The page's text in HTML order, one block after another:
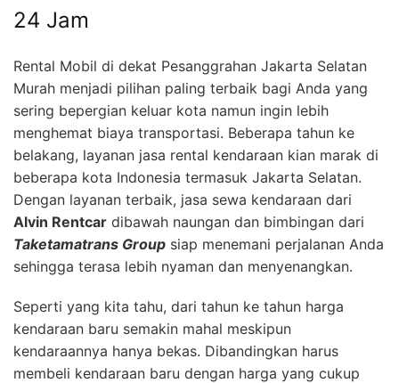
24 Jam
Rental Mobil di dekat Pesanggrahan Jakarta Selatan
Murah menjadi pilihan paling terbaik bagi Anda yang
sering bepergian keluar kota namun ingin lebih
menghemat biaya transportasi. Beberapa tahun ke
belakang, layanan jasa rental kendaraan kian marak di
beberapa kota Indonesia termasuk Jakarta Selatan.
Dengan layanan terbaik, jasa sewa kendaraan dari
Alvin Rentcar dibawah naungan dan bimbingan dari
Taketamatrans Group siap menemani perjalanan Anda
sehingga terasa lebih nyaman dan menyenangkan.
Seperti yang kita tahu, dari tahun ke tahun harga
kendaraan baru semakin mahal meskipun
kendaraannya hanya bekas. Dibandingkan harus
membeli kendaraan baru dengan harga yang cukup